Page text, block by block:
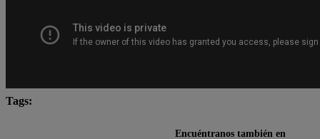
Tags:
Encuéntranos también en